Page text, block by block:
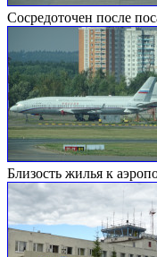
Сосредоточен после
Близость жилья к